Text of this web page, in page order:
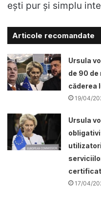
ești pur și simplu
Articole recomandate
Ursula
de 90 de
căderea
19/04/
Ursula
17/04/